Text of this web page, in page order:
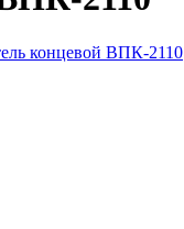
концевой ВПК-2110